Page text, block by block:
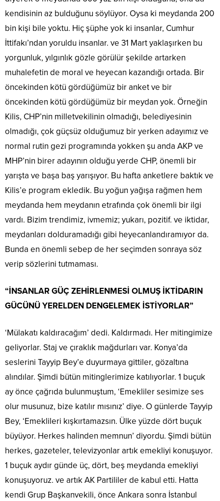
kendisinin az bulduğunu söylüyor. Oysa ki meydanda 200
bin kişi bile yoktu. Hiç şüphe yok ki insanlar, Cumhur
İttifakı’ndan yoruldu insanlar. ve 31 Mart yaklaşırken bu
yorgunluk, yılgınlık gözle görülür şekilde artarken
muhalefetin de moral ve heyecan kazandığı ortada. Bir
öncekinden kötü gördüğümüz bir anket ve bir
öncekinden kötü gördüğümüz bir meydan yok. Örneğin
Kilis, CHP’nin milletvekilinin olmadığı, belediyesinin
olmadığı, çok güçsüz olduğumuz bir yerken adayımız ve
normal rutin gezi programında yokken şu anda AKP ve
MHP’nin birer adayının olduğu yerde CHP, önemli bir
yarışta ve başa baş yarışıyor. Bu hafta anketlere baktık ve
Kilis’e program ekledik. Bu yoğun yağışa rağmen hem
meydanda hem meydanın etrafında çok önemli bir ilgi
vardı. Bizim trendimiz, ivmemiz; yukarı, pozitif. ve iktidar,
meydanları dolduramadığı gibi heyecanlandıramıyor da.
Bunda en önemli sebep de her seçimden sonraya söz
verip sözlerini tutmaması.
“İNSANLAR GÜÇ ZEHİRLENMESİ OLMUŞ İKTİDARIN
GÜCÜNÜ YERELDEN DENGELEMEK İSTİYORLAR”
‘Mülakatı kaldıracağım’ dedi. Kaldırmadı. Her mitingimize
geliyorlar. Staj ve çıraklık mağdurları var. Konya’da
seslerini Tayyip Bey’e duyurmaya gittiler, gözaltına
alındılar. Şimdi bütün mitinglerimize katılıyorlar. 1 buçuk
ay önce çağrıda bulunmuştum, ‘Emekliler sesimize ses
olur musunuz, bize katılır mısınız’ diye. O günlerde Tayyip
Bey, ‘Emeklileri kışkırtamazsın. Ülke yüzde dört buçuk
büyüyor. Herkes halinden memnun’ diyordu. Şimdi bütün
herkes, gazeteler, televizyonlar artık emekliyi konuşuyor.
1 buçuk aydır günde üç, dört, beş meydanda emekliyi
konuşuyoruz. ve artık AK Partililer de kabul etti. Hatta
kendi Grup Başkanvekili, önce Ankara sonra İstanbul